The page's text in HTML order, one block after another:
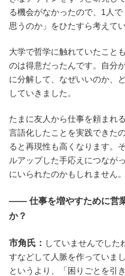
る機会がなかったので、1人
思うのか」をひたすら考えてい
大学で哲学に触れていたこと
のは得意だったんです。自分
に分解して、なぜいいのか、
していきました。
たまに友人から仕事を頼まれ
言語化したことを実践できた
ると再現性も高くなります。
ルアップした手応えにつなが
にいられたのかもしれません。
―― 仕事を増やすために営
か？
市角氏： していませんでした
すなどして人脈を作っていま
というより、「困りごとを引